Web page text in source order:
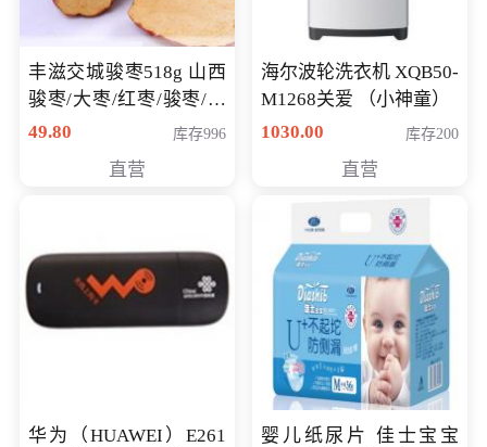
丰滋交城骏枣518g 山西
骏枣/大枣/红枣/骏枣/热
销千件/
49.80 库存996
直营
海尔波轮洗衣机 XQB50-
M1268关爱 （小神童）
1030.00
库存200
直营
华为（HUAWEI）E261
婴儿纸尿片 佳士宝宝